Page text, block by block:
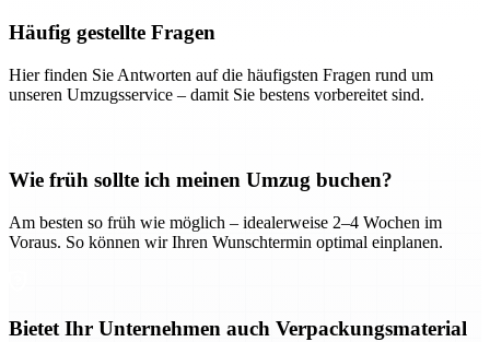
Häufig gestellte Fragen
Hier finden Sie Antworten auf die häufigsten Fragen rund um
unseren Umzugsservice – damit Sie bestens vorbereitet sind.
Wie früh sollte ich meinen Umzug buchen?
Am besten so früh wie möglich – idealerweise 2–4 Wochen im
Voraus. So können wir Ihren Wunschtermin optimal einplanen.
Bietet Ihr Unternehmen auch Verpackungsmaterial